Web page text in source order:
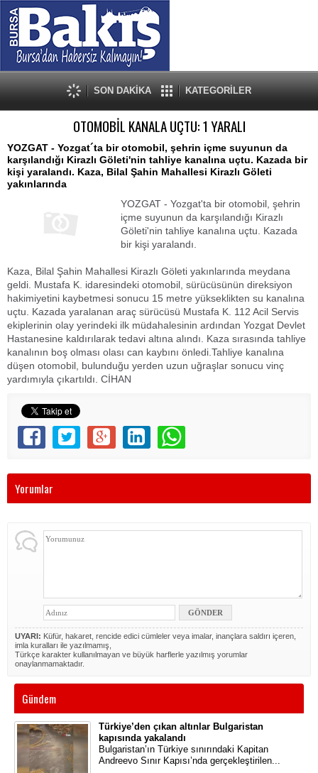
SON DAKİKA KATEGORİLER
OTOMOBİL KANALA UÇTU: 1 YARALI
YOZGAT - Yozgat´ta bir otomobil, şehrin içme suyunun da
karşılandığı Kirazlı Göleti'nin tahliye kanalına uçtu. Kazada bir
kişi yaralandı. Kaza, Bilal Şahin Mahallesi Kirazlı Göleti
yakınlarında
YOZGAT - Yozgat'ta bir otomobil, şehrin
içme suyunun da karşılandığı Kirazlı
Göleti'nin tahliye kanalına uçtu. Kazada
bir kişi yaralandı.
Kaza, Bilal Şahin Mahallesi Kirazlı Göleti yakınlarında meydana
geldi. Mustafa K. idaresindeki otomobil, sürücüsünün direksiyon
hakimiyetini kaybetmesi sonucu 15 metre yükseklikten su kanalına
uçtu. Kazada yaralanan araç sürücüsü Mustafa K. 112 Acil Servis
ekiplerinin olay yerindeki ilk müdahalesinin ardından Yozgat Devlet
Hastanesine kaldırılarak tedavi altına alındı. Kaza sırasında tahliye
kanalının boş olması olası can kaybını önledi.Tahliye kanalına
düşen otomobil, bulunduğu yerden uzun uğraşlar sonucu vinç
yardımıyla çıkartıldı. CİHAN
Yorumlar
UYARI: Küfür, hakaret, rencide edici cümleler veya imalar, inançlara saldırı içeren,
imla kuralları ile yazılmamış,
Türkçe karakter kullanılmayan ve büyük harflerle yazılmış yorumlar
onaylanmamaktadır.
Gündem
Türkiye’den çıkan altınlar Bulgaristan
kapısında yakalandı
Bulgaristan’ın Türkiye sınırındaki Kapitan
Andreevo Sınır Kapısı’nda gerçekleştirilen...